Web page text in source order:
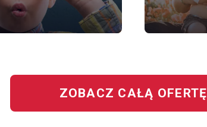
OFERTĘ
ZOBACZ CAŁĄ OFERTĘ